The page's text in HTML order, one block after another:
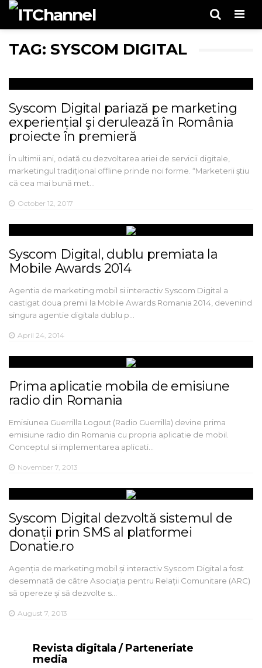
TAG: SYSCOM DIGITAL
Syscom Digital pariază pe marketing
experiențial şi derulează în România
proiecte în premieră
În ultimii ani, odată cu dezvoltarea ariei de servicii digitale,
marketingul tradițional offline prinde noi forme. “Marketerii ştiu
că cea mai bună met…
October 12, 2017
Syscom Digital, dublu premiata la
Mobile Awards 2014
Agentia de marketing mobil si interactiv Syscom Digital a
castigat doua premii la Mobile Awards Romania 2014, devenind
singura agentie digitala dublu p…
April 24, 2014
Prima aplicatie mobila de emisiune
radio din Romania
Emisiunea Guerrilla Logout (Radio Guerrilla) devine prima
emisiune radio din Romania cu propria aplicatie de mobil.
Conceptul si implementarea aplicati…
November 7, 2013
Syscom Digital dezvoltă sistemul de
donații prin SMS al platformei
Donatie.ro
Agenția de marketing mobil și interactiv Syscom Digital a fost
desemnată de către Asociația pentru Relații Comunitare (ARC)
să opereze și să dezvolte s…
August 7, 2013
Revista digitala / Parteneriate
media